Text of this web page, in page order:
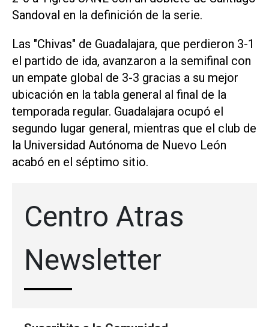
Sandoval en la definición de la serie.
Las "Chivas" de Guadalajara, que perdieron 3-1
el partido de ida, avanzaron a la semifinal con
un empate global de ​3-3 gracias ⁠a su mejor
ubicación en la tabla general ‌al final de la
temporada regular. ⁠Guadalajara ocupó el
segundo lugar ⁠general, mientras que el club de
la Universidad Autónoma de Nuevo León
acabó en el séptimo sitio.